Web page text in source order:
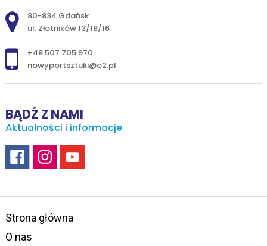
Adres pocztowy:
80-834 Gdańsk
ul. Złotników 13/18/16
+48 507 705 970
nowyportsztuki@o2.pl
BĄDŹ Z NAMI
Aktualności i informacje
Strona główna
O nas